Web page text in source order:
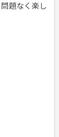
題なく楽し